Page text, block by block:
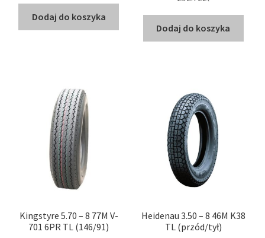
Dodaj do koszyka
Dodaj do koszyka
Kingstyre 5.70 – 8 77M V-
701 6PR TL (146/91)
Heidenau 3.50 – 8 46M K38
TL (przód/tył)